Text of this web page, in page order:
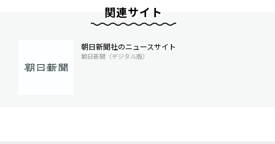
関連サイト
朝日新聞社のニュースサイト
朝日新聞（デジタル版）